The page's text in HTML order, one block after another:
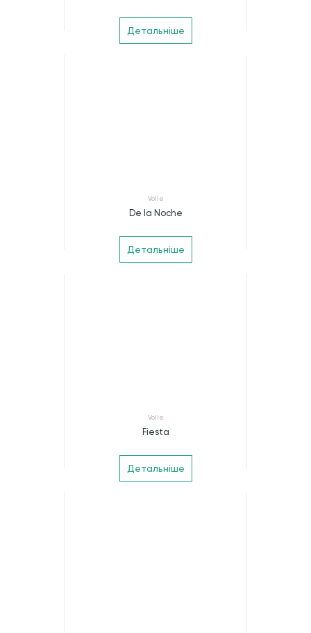
Детальніше
Volle
De la Noche
Детальніше
Volle
Fiesta
Детальніше